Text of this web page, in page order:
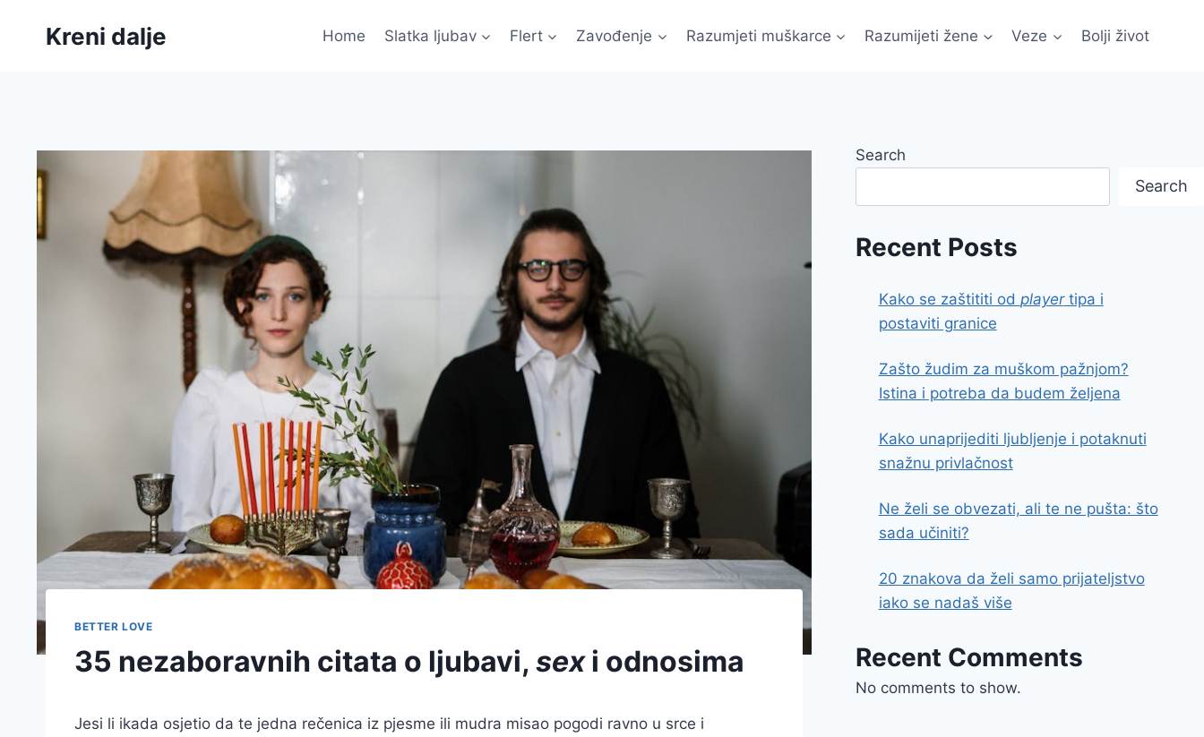
Kreni dalje Home Slatka ljubav Flert Zavođenje Razumjeti muškarce Razumijeti žene Veze Bolji život
BETTER LOVE
35 nezaboravnih citata o ljubavi, sexi odnosima
Jesi li ikada osjetio da te jedna rečenica iz pjesme ili mudra misao pogodi ravno u srce i
Search
Search
Recent Posts
Kako se zaštititi od playertipa i
postaviti granice
Zašto žudim za muškom pažnjom?
Istina i potreba da budem željena
Kako unaprijediti ljubljenje i potaknuti
snažnu privlačnost
Ne želi se obvezati, ali te ne pušta: što
sada učiniti?
20 znakova da želi samo prijateljstvo
iako se nadaš više
Recent Comments
No comments to show.